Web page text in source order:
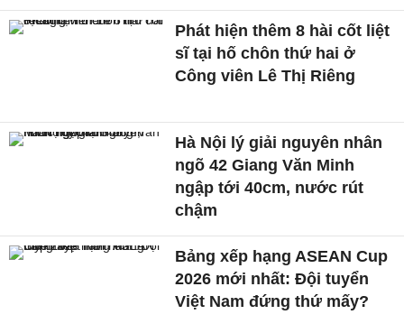
Phát hiện thêm 8 hài cốt liệt
sĩ tại hố chôn thứ hai ở
Công viên Lê Thị Riêng
Hà Nội lý giải nguyên nhân
ngõ 42 Giang Văn Minh
ngập tới 40cm, nước rút
chậm
Bảng xếp hạng ASEAN Cup
2026 mới nhất: Đội tuyển
Việt Nam đứng thứ mấy?